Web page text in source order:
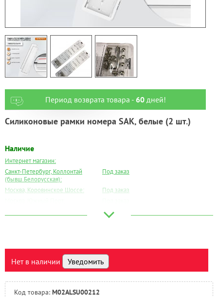
Период возврата товара - 60дней!
Силиконовые рамки номера SAK, белые (2 шт.)
Наличие
Интернет магазин:
Санкт-Петербург, Коллонтай
(бывш.Белорусская):
Под заказ
Москва, Коровинское Шоссе:
Под заказ
Под заказ
Под заказ
Тюмень:
Под заказ
Нет в наличии Уведомить
Код товара: M02ALSU00212